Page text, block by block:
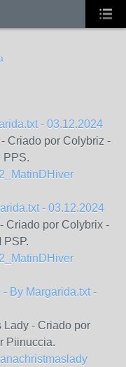
- 03.12.2024
Criado por Colybriz -
PPS.
- 03.12.2024
Criado por Colybrix -
PSP.
By Margarida.txt -
Lady - Criado por
Piinuccia.